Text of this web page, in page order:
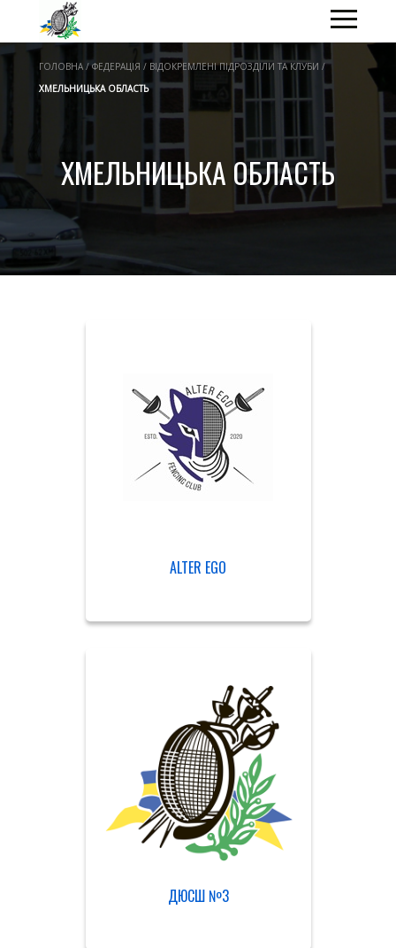
ГОЛОВНА / ФЕДЕРАЦІЯ / ВІДОКРЕМЛЕНІ ПІДРОЗДІЛИ ТА КЛУБИ /
ХМЕЛЬНИЦЬКА ОБЛАСТЬ
ХМЕЛЬНИЦЬКА ОБЛАСТЬ
ALTER EGO
ДЮСШ №3